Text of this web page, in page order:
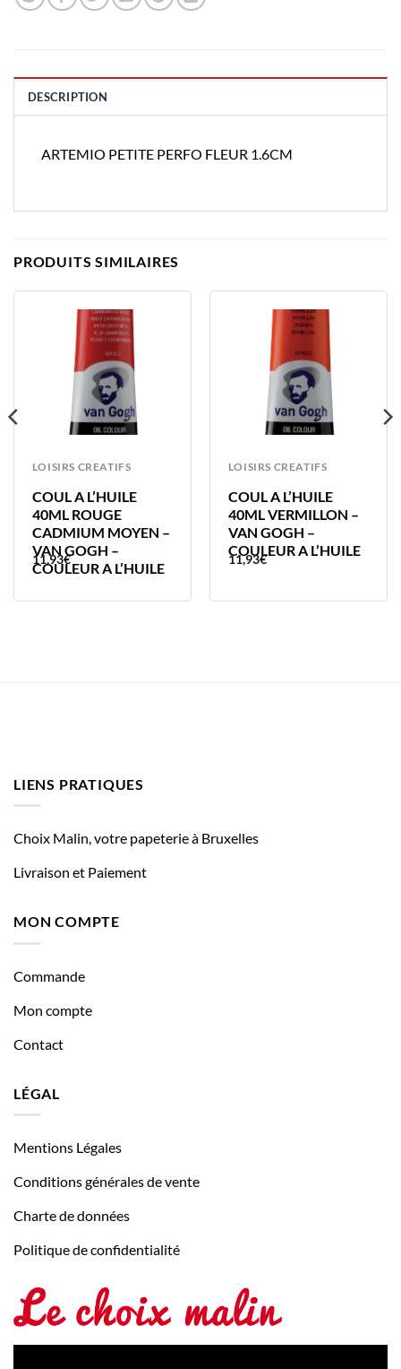
DESCRIPTION
ARTEMIO PETITE PERFO FLEUR 1.6CM
PRODUITS SIMILAIRES
LOISIRS CREATIFS
COUL A L’HUILE
40ML ROUGE
CADMIUM MOYEN –
VAN GOGH –
COULEUR A L’HUILE
11,93€
LOISIRS CREATIFS
COUL A L’HUILE
40ML VERMILLON –
VAN GOGH –
COULEUR A L’HUILE
11,93€
LIENS PRATIQUES
Choix Malin, votre papeterie à Bruxelles
Livraison et Paiement
MON COMPTE
Commande
Mon compte
Contact
LÉGAL
Mentions Légales
Conditions générales de vente
Charte de données
Politique de confidentialité